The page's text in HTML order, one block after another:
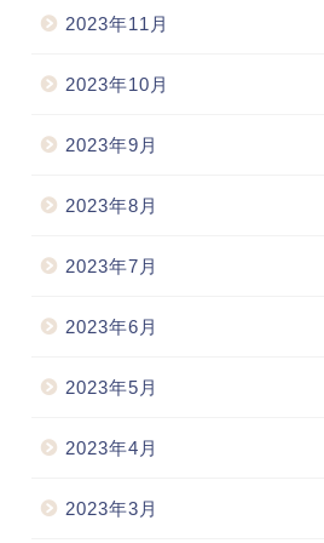
2023年11月
2023年10月
2023年9月
2023年8月
2023年7月
2023年6月
2023年5月
2023年4月
2023年3月